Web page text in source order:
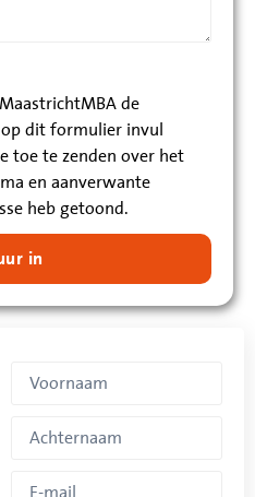
de
dit formulier invul
toe te zenden over het
en aanverwante
heb getoond.
Stuur in